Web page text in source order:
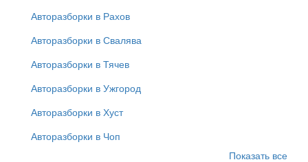
Авторазборки в Рахов
Авторазборки в Свалява
Авторазборки в Тячев
Авторазборки в Ужгород
Авторазборки в Хуст
Авторазборки в Чоп
Показать все